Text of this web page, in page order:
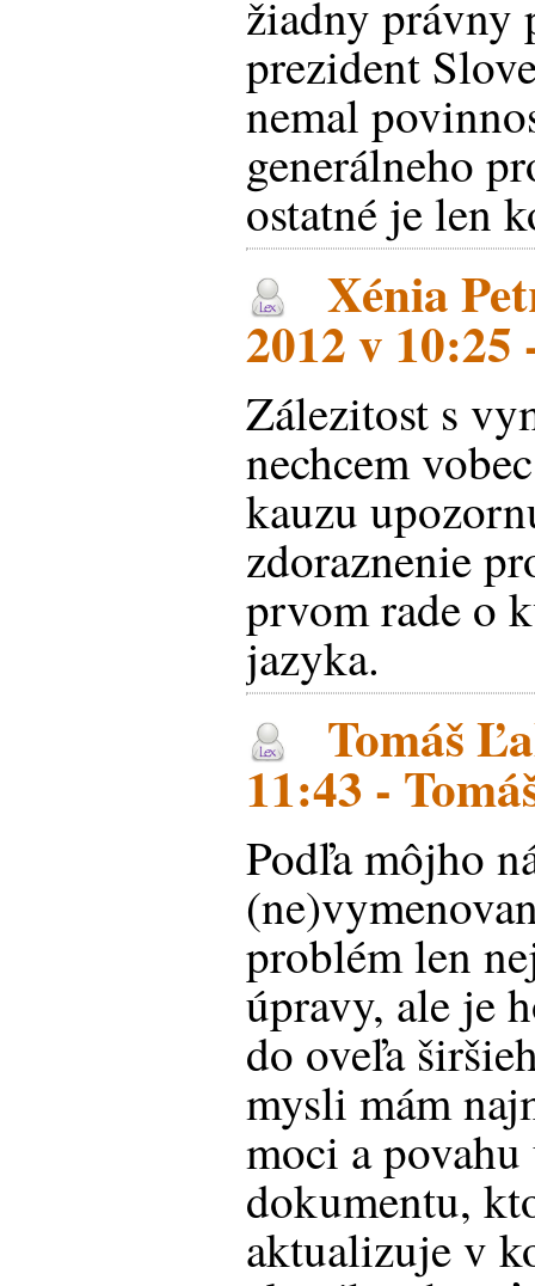
žiadny právny
prezident
nemal
generálneho
ostatné je len
Xénia
2012 v 10:25
Zálezitost s
nechcem
kauzu
zdoraznenie
prvom rade o
jazyka.
Tomáš
11:43 -
Podľa môjho
problém len
úpravy, ale je
do oveľa
mysli mám
moci a
dokumentu,
aktualizuje v